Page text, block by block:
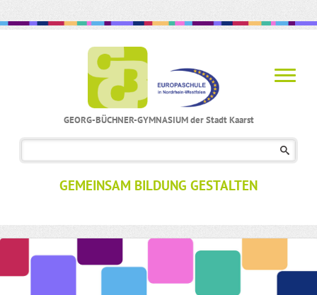
GEORG-BÜCHNER-GYMNASIUM der Stadt Kaarst
GEMEINSAM BILDUNG GESTALTEN